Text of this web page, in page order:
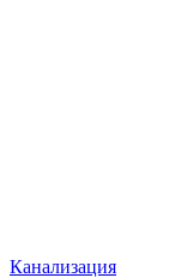
Канализация